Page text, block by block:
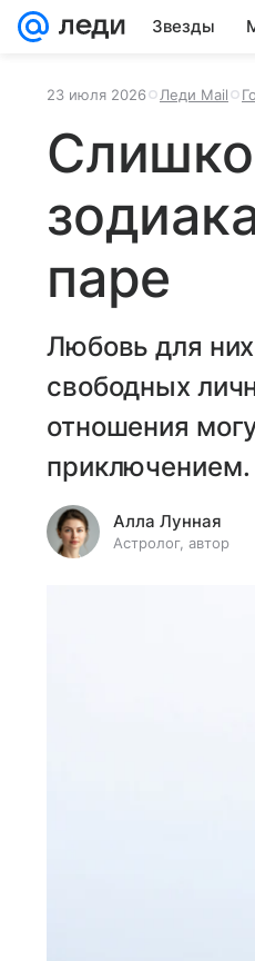
Звезды
23 июля 2026 Леди Mail
паре
Любовь для
свободных
отношения
приключением.
Алла Лунная
Астролог, автор